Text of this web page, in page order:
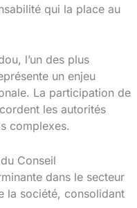
qui la place au
l’un des plus
un enjeu
La participation de
les autorités
complexes.
Conseil
dans le secteur
la société, consolidant